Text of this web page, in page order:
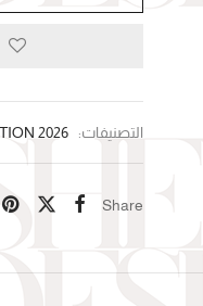
التصنيفات: 2026 EID COLLECTION
Share